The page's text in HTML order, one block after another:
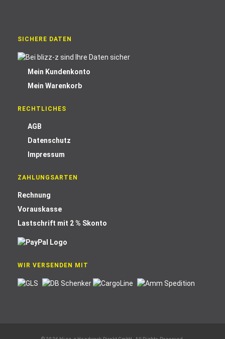
SICHERE DATEN
Mein Kundenkonto
Mein Warenkorb
RECHTLICHES
AGB
Datenschutz
Impressum
ZAHLUNGSARTEN
Rechnung
Vorauskasse
Lastschrift mit 2 % Skonto
WIR VERSENDEN MIT